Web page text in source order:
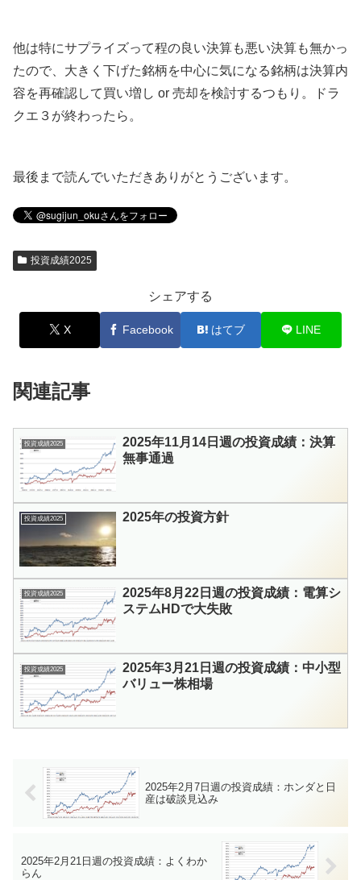
他は特にサプライズって程の良い決算も悪い決算も無かっ
たので、大きく下げた銘柄を中心に気になる銘柄は決算内
容を再確認して買い増し or 売却を検討するつもり。ドラ
クエ３が終わったら。
最後まで読んでいただきありがとうございます。
投資成績2025
シェアする
X Facebook はてブ LINE
関連記事
投資成績2025
2025年11月14日週の投資成績：決算
無事通過
投資成績2025 2025年の投資方針
投資成績2025
2025年8月22日週の投資成績：電算シ
ステムHDで大失敗
投資成績2025
2025年3月21日週の投資成績：中小型
バリュー株相場
2025年2月7日週の投資成績：ホンダと日
産は破談見込み
2025年2月21日週の投資成績：よくわか
らん